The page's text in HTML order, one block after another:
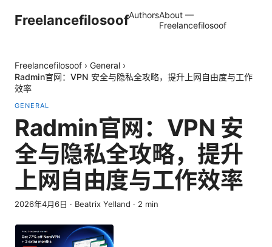
FreelancefilosoofAuthorsAbout —
Freelancefilosoof
Freelancefilosoof › General ›
Radmin官网：VPN 安全与隐私全攻略，提升上网自由度与工作
效率
GENERAL
Radmin官网：VPN 安
全与隐私全攻略，提升
上网自由度与工作效率
2026年4月6日 · Beatrix Yelland · 2 min